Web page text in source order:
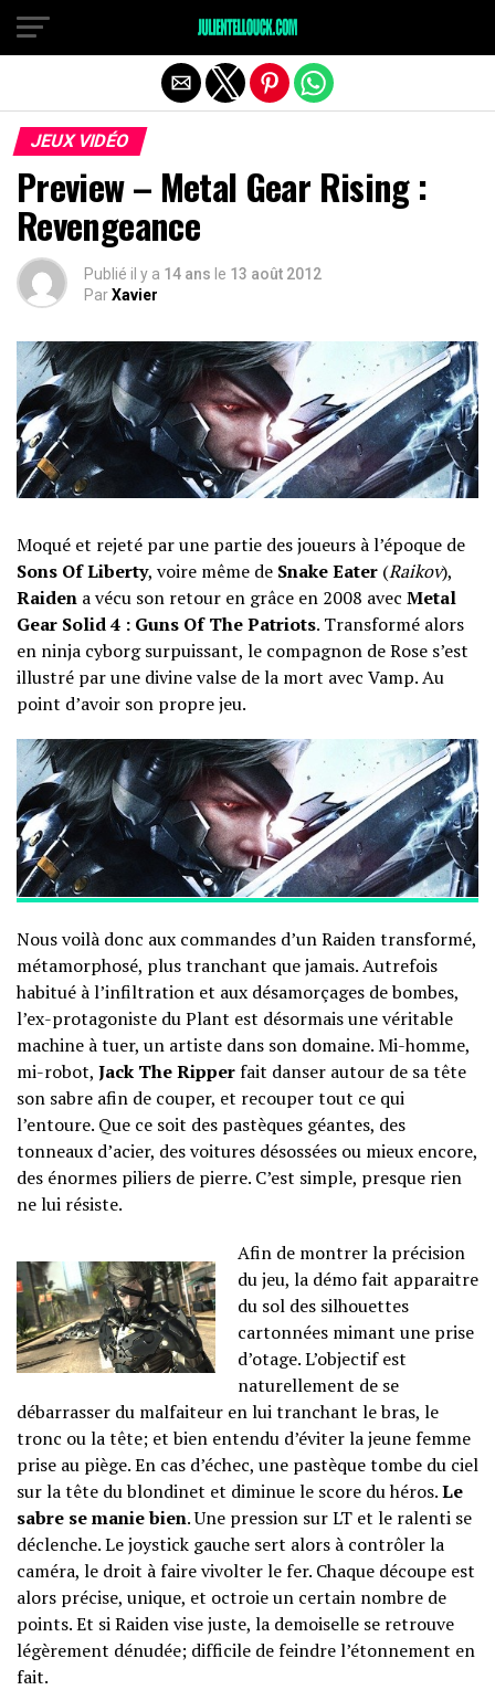
JEUX VIDÉO
Preview – Metal Gear Rising :
Revengeance
Publié il y a 14 ans le 13 août 2012
ParXavier
Moqué et rejeté par une partie des joueurs à l’époque de
Sons Of Liberty, voire même de Snake Eater (Raikov),
Raiden a vécu son retour en grâce en 2008 avec Metal
Gear Solid 4 : Guns Of The Patriots. Transformé alors
en ninja cyborg surpuissant, le compagnon de Rose s’est
illustré par une divine valse de la mort avec Vamp. Au
point d’avoir son propre jeu.
Nous voilà donc aux commandes d’un Raiden transformé,
métamorphosé, plus tranchant que jamais. Autrefois
habitué à l’infiltration et aux désamorçages de bombes,
l’ex-protagoniste du Plant est désormais une véritable
machine à tuer, un artiste dans son domaine. Mi-homme,
mi-robot, Jack The Ripperfait danser autour de sa tête
son sabre afin de couper, et recouper tout ce qui
l’entoure. Que ce soit des pastèques géantes, des
tonneaux d’acier, des voitures désossées ou mieux encore,
des énormes piliers de pierre. C’est simple, presque rien
ne lui résiste.
Afin de montrer la précision
du jeu, la démo fait apparaitre
du sol des silhouettes
cartonnées mimant une prise
d’otage. L’objectif est
naturellement de se
débarrasser du malfaiteur en lui tranchant le bras, le
tronc ou la tête; et bien entendu d’éviter la jeune femme
prise au piège. En cas d’échec, une pastèque tombe du ciel
sur la tête du blondinet et diminue le score du héros.Le
sabre se manie bien. Une pression sur LT et le ralenti se
déclenche. Le joystick gauche sert alors à contrôler la
caméra, le droit à faire vivolter le fer. Chaque découpe est
alors précise, unique, et octroie un certain nombre de
points. Et si Raiden vise juste, la demoiselle se retrouve
légèrement dénudée; difficile de feindre l’étonnement en
fait.